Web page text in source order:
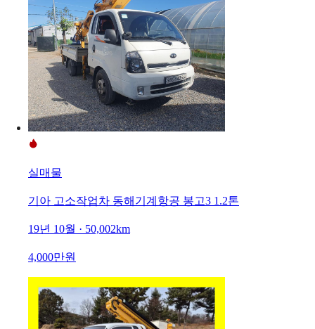
실매물
기아 고소작업차 동해기계항공 봉고3 1.2톤
19년 10월 · 50,002km
4,000만원